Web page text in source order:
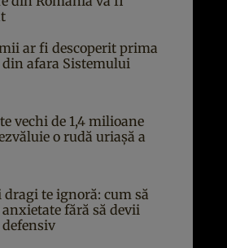
ar fi descoperit prima
afara Sistemului
vechi de 1,4 milioane
o rudă uriașă a
dragi te ignoră: cum să
anxietate fără să devii
defensiv